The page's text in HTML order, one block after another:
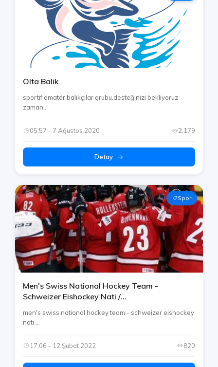
Olta Balik
sportif amatör balıkçılar grubu.desteğinizi bekliyoruz
zaman...
05:57 - 7 Ağustos 2020 2.179
Detay
Spor
Men's Swiss National Hockey Team -
Schweizer Eishockey Nati /
Telegram Channel
men's swiss national hockey team - schweizer eishockey
nati ...
17:06 - 12 Şubat 2022 820